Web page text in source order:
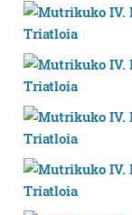
duten interes
dezakezun
Lortu zure datu
buruzko
datuen atalean.
zure baimena
Webgune honek